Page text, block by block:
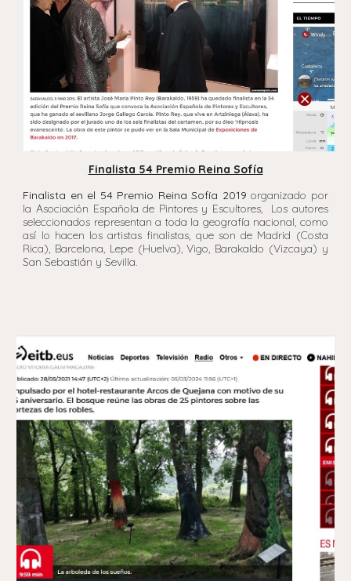
Finalista 54 Premio Reina Sofía
Finalista en el 54 Premio Reina Sofía 2019 organizado por
la Asociación Española de Pintores y Escultores, Los autores
seleccionados representan a toda la geografía nacional, como
así lo hacen los artistas finalistas, que son de Madrid (Costa
Rica), Barcelona, Lepe (Huelva), Vigo, Barakaldo (Vizcaya) y
San Sebastián y Sevilla.